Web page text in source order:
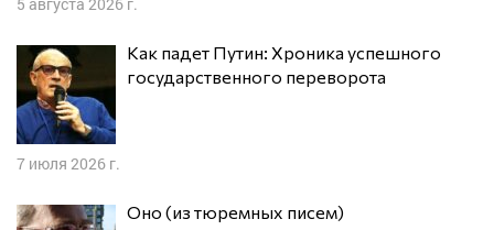
Как падет Путин: Хроника успешного
государственного переворота
7 июля 2026 г.
Оно (из тюремных писем)